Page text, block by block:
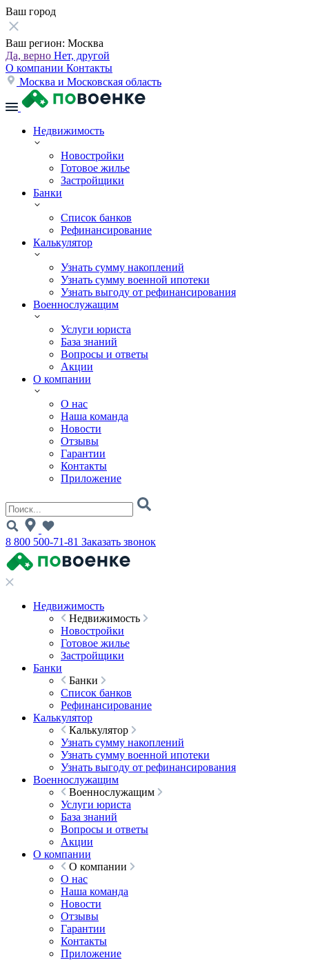
Ваш город
Ваш регион: Москва
Да, верно Нет, другой
О компании Контакты
Москва и Московская область
Недвижимость
Новостройки
Готовое жилье
Застройщики
Банки
Список банков
Рефинансирование
Калькулятор
Узнать сумму накоплений
Узнать сумму военной ипотеки
Узнать выгоду от рефинансирования
Военнослужащим
Услуги юриста
База знаний
Вопросы и ответы
Акции
О компании
О нас
Наша команда
Новости
Отзывы
Гарантии
Контакты
Приложение
8 800 500-71-81 Заказать звонок
Недвижимость
Недвижимость
Новостройки
Готовое жилье
Застройщики
Банки
Банки
Список банков
Рефинансирование
Калькулятор
Калькулятор
Узнать сумму накоплений
Узнать сумму военной ипотеки
Узнать выгоду от рефинансирования
Военнослужащим
Военнослужащим
Услуги юриста
База знаний
Вопросы и ответы
Акции
О компании
О компании
О нас
Наша команда
Новости
Отзывы
Гарантии
Контакты
Приложение